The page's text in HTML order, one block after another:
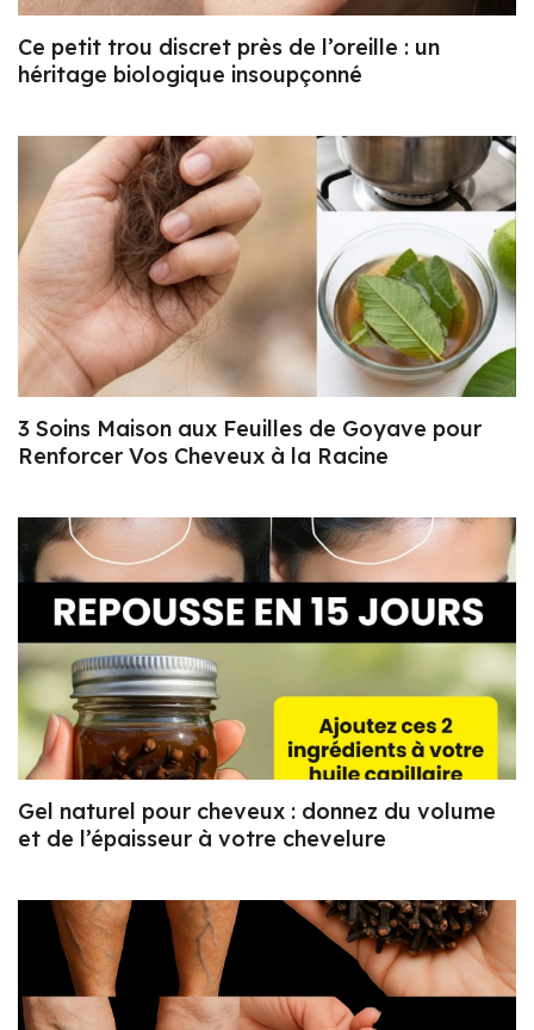
Ce petit trou discret près de l’oreille : un
héritage biologique insoupçonné
3 Soins Maison aux Feuilles de Goyave pour
Renforcer Vos Cheveux à la Racine
Gel naturel pour cheveux : donnez du volume
et de l’épaisseur à votre chevelure